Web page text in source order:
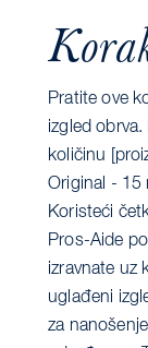
Pratite ove
izgled
količinu
Original - 15
Koristeći
Pros-Aide
izravnate uz
uglađeni
za